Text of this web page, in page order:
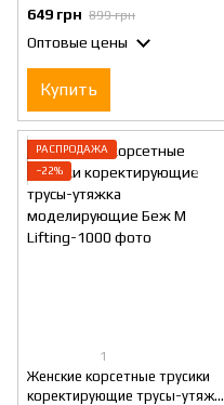
бретелями Шестирядный
Perfect Ultra Черный S
649 грн 899 грн
Оптовые цены
Купить
РАСПРОДАЖА
−22%
1
Женские корсетные трусики
коректирующие трусы-утяжка